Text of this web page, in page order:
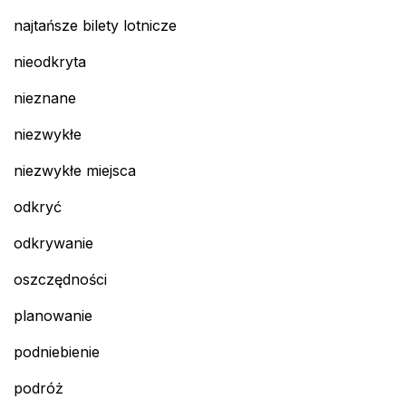
najtańsze bilety lotnicze
nieodkryta
nieznane
niezwykłe
niezwykłe miejsca
odkryć
odkrywanie
oszczędności
planowanie
podniebienie
podróż